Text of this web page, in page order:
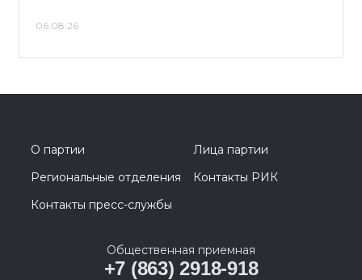
06.08.26
О партии
Лица партии
Региональные отделения
Контакты РИК
Контакты пресс-службы
Общественная приемная
+7 (863) 2918-918